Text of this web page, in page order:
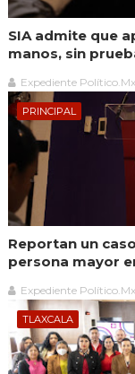
SIA admite que
manos, sin
Expediente Político.Mx
PRINCIPAL
Reportan un
persona mayor
Expediente Político.Mx
TLAXCALA